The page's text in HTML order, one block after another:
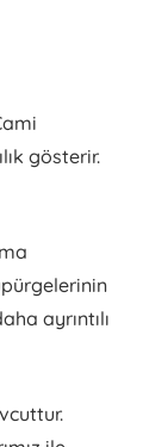
gösterir.
ayrıntılı